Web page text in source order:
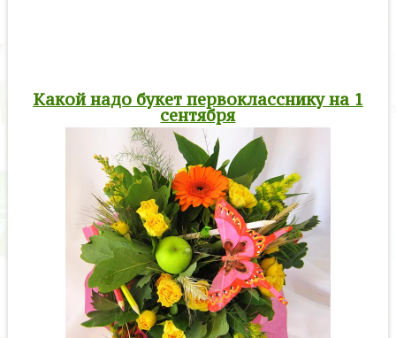
Какой надо букет первокласснику на 1
сентября